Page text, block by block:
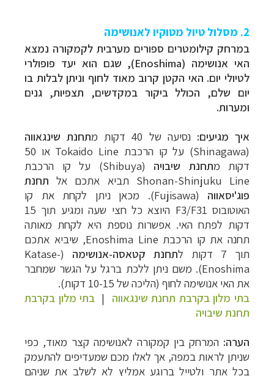
2. מסלול טיול מטוקיו לאנושימה
במרחק קילומטרים ספורים מערבית לקמקורה נמצא
האי אנושימה (Enoshima), שגם הוא יעד פופולרי
לטיולי יום. האי הקטן קרוב מאוד לחוף וניתן לבלות בו
יום שלם, הכולל ביקור במקדשים, תצפיות, גנים
ומערות.
איך מגיעים: נסיעה של 40 דקות מ
תחנת שינגאווה
(Shinagawa) על קו הרכבת Tokaido Line או 50
דקות מתחנת שיבויה
(Shibuya) על קו הרכבת
Shonan-Shinjuku Line תביא אתכם אל
תחנת
פוג'יסאווה
(Fujisawa). מכאן ניתן לקחת את קו
האוטובוס F3/F31 היוצא כל חצי שעה ומגיע תוך 15
דקות לפתח האי. אפשרות נוספת היא לקחת מאותה
תחנה את קו הרכבת Enoshima Line, שיביא אתכם
תוך 7 דקות ל
תחנת קטאסה-אנושימה
(Katase-
Enoshima). משם ניתן ללכת ברגל על הגשר שמחבר
את האי אנושימה לחוף (הליכה של 10-15 דקות).
בתי מלון בקרבת תחנת שינגאווה | בתי מלון בקרבת
תחנת שיבויה
הערה: המרחק בין קמקורה לאנושימה קצר מאוד, כפי
שניתן לראות במפה, אך לאלו מכם שמעדיפים להתעמק
בכל אתר ולטייל ברוגע אמליץ לא לשלב את שניהם